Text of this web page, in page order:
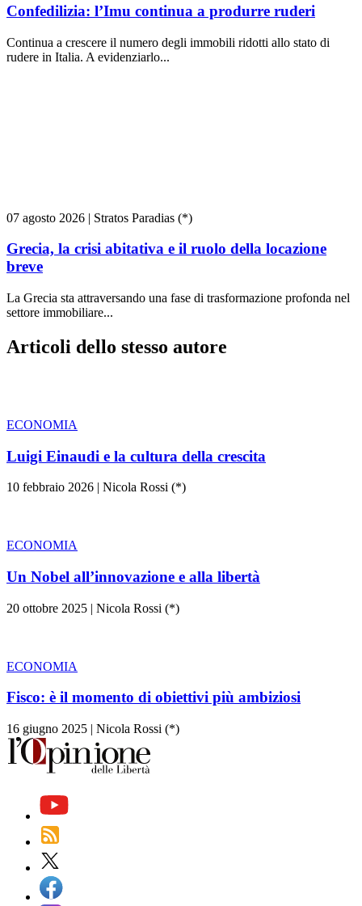
Confedilizia: l’Imu continua a produrre ruderi
Continua a crescere il numero degli immobili ridotti allo stato di
rudere in Italia. A evidenziarlo...
07 agosto 2026 | Stratos Paradias (*)
Grecia, la crisi abitativa e il ruolo della locazione
breve
La Grecia sta attraversando una fase di trasformazione profonda nel
settore immobiliare...
Articoli dello stesso autore
ECONOMIA
Luigi Einaudi e la cultura della crescita
10 febbraio 2026 | Nicola Rossi (*)
ECONOMIA
Un Nobel all’innovazione e alla libertà
20 ottobre 2025 | Nicola Rossi (*)
ECONOMIA
Fisco: è il momento di obiettivi più ambiziosi
16 giugno 2025 | Nicola Rossi (*)